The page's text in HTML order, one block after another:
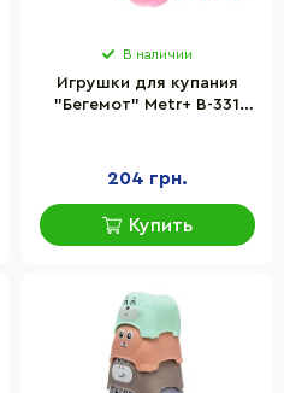
В наличии
Игрушки для купания
"Бегемот" Metr+ B-331
204 грн.
Купить